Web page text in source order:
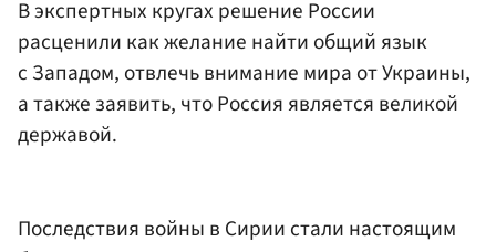
В экспертных кругах решение России
расценили как желание найти общий язык
с Западом, отвлечь внимание мира от Украины,
а также заявить, что Россия является великой
державой.
Последствия войны в Сирии стали настоящим